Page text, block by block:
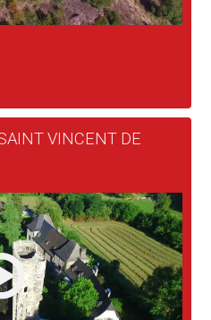
VINCENT DE